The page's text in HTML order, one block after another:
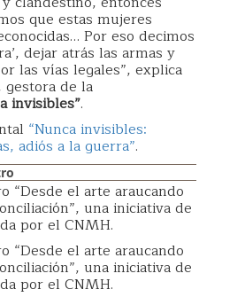
que estas mujeres
Por eso decimos
dejar atrás las armas y
las vías legales”, explica
gestora de la
invisibles”.
“Nunca invisibles:
adiós a la guerra”.